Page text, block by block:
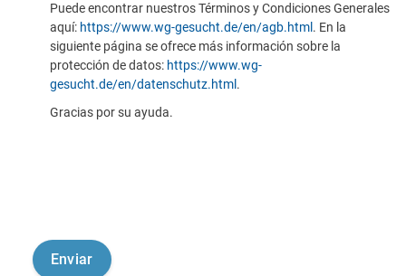
Puede encontrar nuestros Términos y Condiciones Generales
aquí: https://www.wg-gesucht.de/en/agb.html . En la
siguiente página se ofrece más información sobre la
protección de datos: https://www.wg-
gesucht.de/en/datenschutz.html .
Gracias por su ayuda.